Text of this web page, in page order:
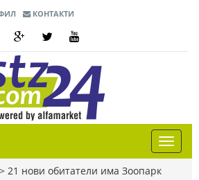
КОНТАКТИ
> 21 нови обитатели има Зоопарк